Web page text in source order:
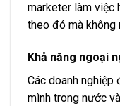
marketer làm việc
theo đó mà không
Khả năng ngoại
Các doanh nghiệp
mình trong nước